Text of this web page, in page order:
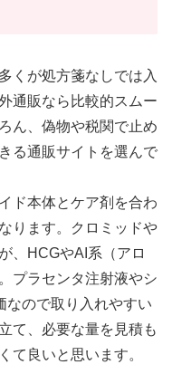
くが処方箋なしでは入
通販なら比較的スムー
ん、偽物や税関で止め
る通販サイトを選んで
ド本体とケア剤を合わ
ります。クロミッドや
、HCGやAI系（アロ
プラセンタ注射液やシ
なので取り入れやすい
て、必要な量を見積も
て良いと思います。